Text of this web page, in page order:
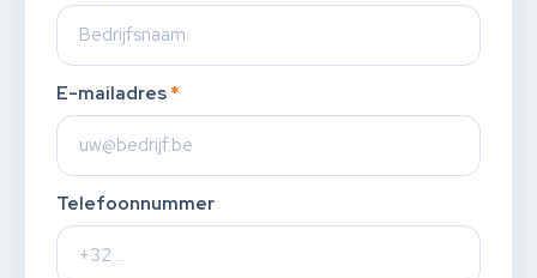
E-mailadres *
Telefoonnummer